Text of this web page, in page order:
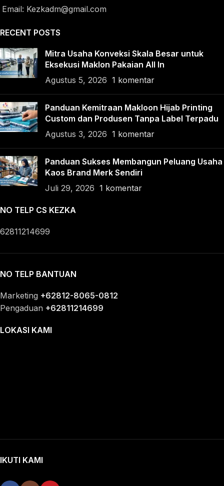
Email: Kezkadm@gmail.com
RECENT POSTS
Mitra Usaha Konveksi Skala Besar untuk
Eksekusi Maklon Pakaian All In
Agustus 5, 2026 1 komentar
Panduan Kemitraan Makloon Hijab Printing
Custom dan Produsen Tanpa Label Terpadu
Agustus 3, 2026 1 komentar
Panduan Sukses Membangun Peluang Usaha
Kaos Brand Merk Sendiri
Juli 29, 2026 1 komentar
NO TELP CS KEZKA
62811214699
NO TELP BANTUAN
Marketing +62812-8065-0812
Pengaduan +62811214699
LOKASI KAMI
IKUTI KAMI